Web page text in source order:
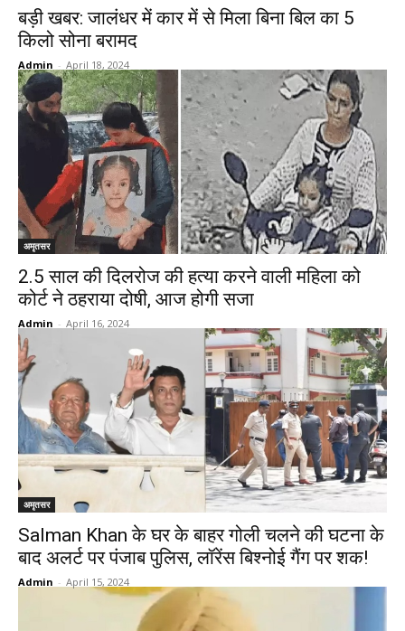
बड़ी खबर: जालंधर में कार में से मिला बिना बिल का 5
किलो सोना बरामद
Admin - April 18, 2024
अमृतसर
2.5 साल की दिलरोज की हत्या करने वाली महिला को
कोर्ट ने ठहराया दोषी, आज होगी सजा
Admin - April 16, 2024
अमृतसर
Salman Khan के घर के बाहर गोली चलने की घटना के
बाद अलर्ट पर पंजाब पुलिस, लॉरेंस बिश्नोई गैंग पर शक!
Admin - April 15, 2024